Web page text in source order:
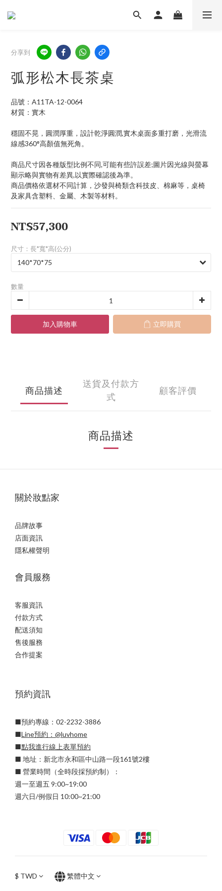
分享到
弧形松木長茶桌
品號：A11TA-12-0064
材質：實木
穩固不晃，圓潤厚重，設計乾淨圓潤,實木桌面多重打磨，光滑流
線感360°高顏值無死角。
商品尺寸因各種版型比例不同,可能有些許誤差;圖片因光線與螢幕
顯示略與實物有差異,以實際確認後為準。
商品價格依選材不同計算，沙發與椅類含科技皮、棉麻等，桌椅
及家具含塑料、金屬、木製等材料。
NT$57,300
尺寸：長*寬*高(公分)
數量
加入購物車 立即購買
商品描述
送貨及付款方
式
顧客評價
商品描述
關於妝點家
品牌故事
店面資訊
隱私權聲明
會員服務
客服資訊
付款方式
配送須知
售後服務
合作提案
預約資訊
■預約專線：02-2232-3886
■Line預約： @luvhome
■點我進行線上表單預約
■ 地址：新北市永和區中山路一段161號2樓
■ 營業時間（全時段採預約制）：
週一至週五 9:00~19:00
週六日/例假日 10:00~21:00
$ TWD 繁體中文